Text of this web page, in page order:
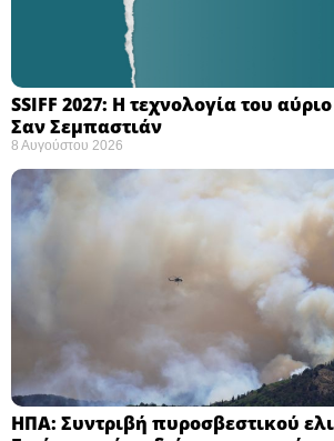
SSIFF 2027: Η τεχνολογία του
Σαν Σεμπαστιάν ​
8 Αυγούστου 2026
ΗΠΑ: Συντριβή πυροσβεστικού